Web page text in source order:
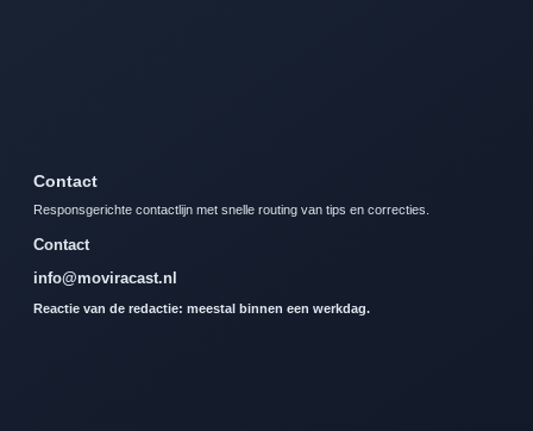
Contact
Responsgerichte contactlijn met snelle routing van tips en correcties.
Contact
info@moviracast.nl
Reactie van de redactie: meestal binnen een werkdag.